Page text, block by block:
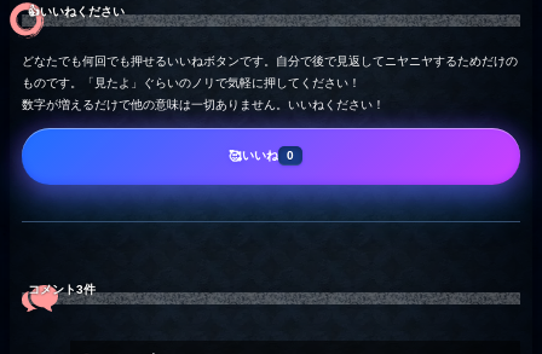
👍️いいねください
どなたでも何回でも押せるいいねボタンです。自分で後で見返してニヤニヤするためだけの
ものです。「見たよ」ぐらいのノリで気軽に押してください！
数字が増えるだけで他の意味は一切ありません。いいねください！
🥰いいね 0
コメント3件